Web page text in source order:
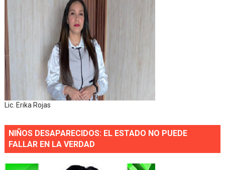
Lic. Erika Rojas
NIÑOS DESAPARECIDOS: EL ESTADO NO PUEDE
FALLAR EN LA VERDAD